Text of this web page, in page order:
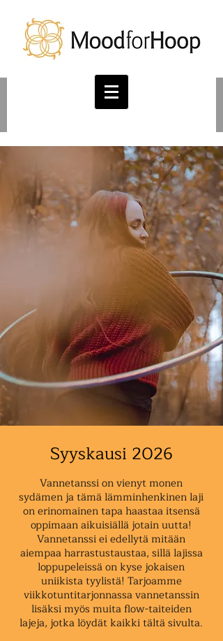
Syyskausi 2026
Vannetanssi on vienyt monen
sydämen ja tämä lämminhenkinen laji
on erinomainen tapa haastaa itsensä
oppimaan aikuisiällä jotain uutta!
Vannetanssi ei edellytä mitään
aiempaa harrastustaustaa, sillä lajissa
loppupeleissä on kyse jokaisen
uniikista tyylistä! Tarjoamme
viikkotuntitarjonnassa vannetanssin
lisäksi myös muita flow-taiteiden
lajeja, jotka löydät kaikki tältä sivulta.